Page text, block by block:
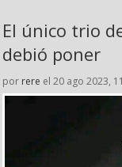
El único trio
debió poner
por rere el 20 ago 2023,